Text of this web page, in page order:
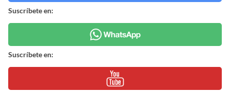
Suscríbete en:
Suscríbete en: